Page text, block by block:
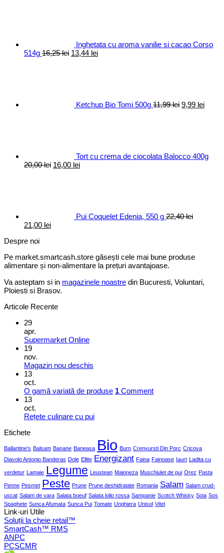
Inghetata cu aroma vanilie si cacao Corso
514g 16,25lei Prețul
13,44 leiPrețul
Ketchup Bio Tomi 500g 11,99lei 9,99 lei
Tort cu crema de ciocolata Balocco 400g
20,00lei Prețul
16,00 leiPrețul
Pui Coquelet Edenia, 550 g 22,40lei
Prețul
a
22,40 lei.
21,00 leiPrețul
Despre noi
Pe market.smartcash.store găsești cele mai bune produse
alimentare și non-alimentare la prețuri avantajoase.
Va asteptam si in magazinele noastre din Bucuresti, Voluntari,
Ploiesti si Brasov.
Articole Recente
29
apr.
Supermarket Online
19
nov.
Magazin nou deschis
13
oct.
O gamă variată de produse 1 Comment
13
oct.
Rețete culinare cu pui
Etichete
Ballantine's Balsam Banane Baneasa Bio Burn Crenvursti Din Porc Cricova
Diavolo Antonio Banderas Dole Ellite Energizant Faina Fainoase Iaurt Ladita cu
verdetur Lamaie Legume Leustean Maioneza Muschiulet de pui Orez Pasta
Penne Pesmet Peste Prune Prune deshidratate Romania Salam Salam crud-
uscat Salam de vara Salata boeuf Salata lollo rossa Sampanie Scotch Whisky Soia Sos
Spaghete Sunca Afumata Sunca Pui Tomate Unghiera Unisol Vitel
Link-uri Utile
Soluții la cheie retail™
SmartCash™ RMS
ANPC
PCSCMR